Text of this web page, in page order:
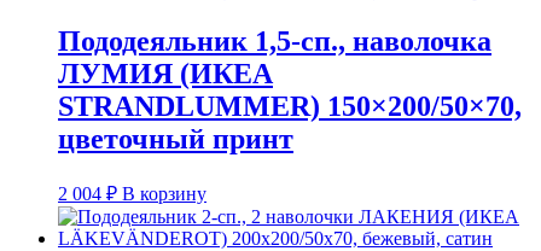
Пододеяльник 1,5-сп., наволочка
ЛУМИЯ (ИКЕА
STRANDLUMMER) 150×200/50×70,
цветочный принт
2 004 ₽ В корзину